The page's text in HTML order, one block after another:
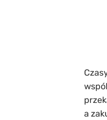
a